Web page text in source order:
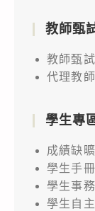
教師甄
教師甄試
代理教
學生專
成績缺曠
學生手冊
學生事
學生自